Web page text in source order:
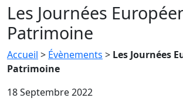
Les Journées
Patrimoine
Accueil > Évènements > Les Journées
Patrimoine
18 Septembre 2022